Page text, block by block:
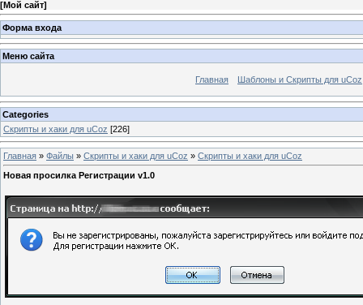
[Мой сайт]
Форма входа
Меню сайта
Главная Шаблоны и Скрипты для uCoz
Categories
Скрипты и хаки для uCoz [226]
Главная » Файлы » Скрипты и хаки для uCoz » Скрипты и хаки для uCoz
Новая просилка Регистрации v1.0